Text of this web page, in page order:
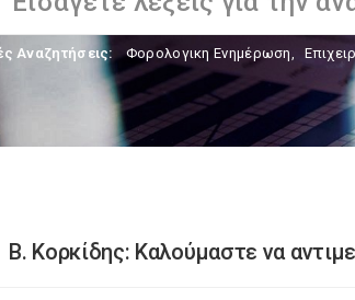
Αναζητήσεις: Φορολογικη Ενημέρωση,
B. Κορκίδης: Καλούμαστε να